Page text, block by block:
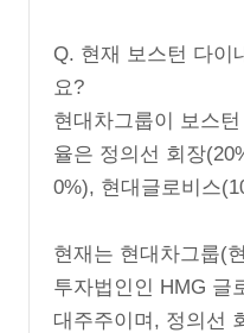
Q. 현재 보스턴 다이
요?
현대차그룹이 보스
율은 정의선 회장
0%), 현대글로비스
현재는 현대차그룹(
투자법인인 HMG 글
대주주이며, 정의선